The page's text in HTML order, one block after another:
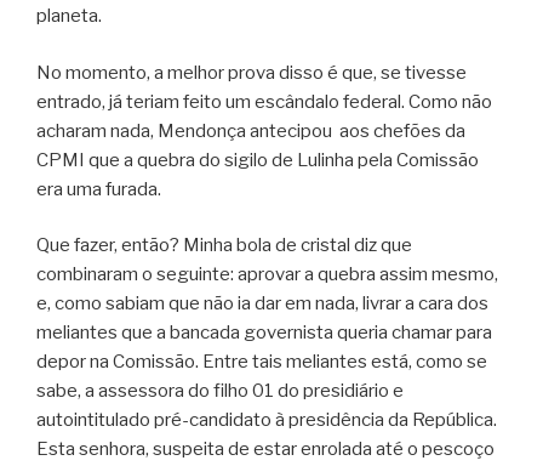
planeta.
No momento, a melhor prova disso é que, se tivesse
entrado, já teriam feito um escândalo federal. Como não
acharam nada, Mendonça antecipou aos chefões da
CPMI que a quebra do sigilo de Lulinha pela Comissão
era uma furada.
Que fazer, então? Minha bola de cristal diz que
combinaram o seguinte: aprovar a quebra assim mesmo,
e, como sabiam que não ia dar em nada, livrar a cara dos
meliantes que a bancada governista queria chamar para
depor na Comissão. Entre tais meliantes está, como se
sabe, a assessora do filho 01 do presidiário e
autointitulado pré-candidato à presidência da República.
Esta senhora, suspeita de estar enrolada até o pescoço